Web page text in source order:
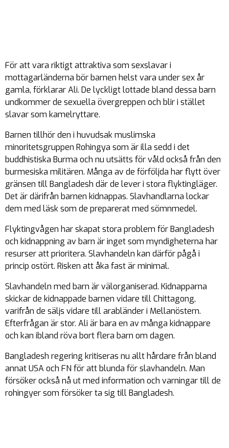
För att vara riktigt attraktiva som sexslavar i
mottagarländerna bör barnen helst vara under sex år
gamla, förklarar Ali. De lyckligt lottade bland dessa barn
undkommer de sexuella övergreppen och blir i stället
slavar som kamelryttare.
Barnen tillhör den i huvudsak muslimska
minoritetsgruppen Rohingya som är illa sedd i det
buddhistiska Burma och nu utsätts för våld också från den
burmesiska militären. Många av de förföljda har flytt över
gränsen till Bangladesh där de lever i stora flyktingläger.
Det är därifrån barnen kidnappas. Slavhandlarna lockar
dem med läsk som de preparerat med sömnmedel.
Flyktingvågen har skapat stora problem för Bangladesh
och kidnappning av barn är inget som myndigheterna har
resurser att prioritera. Slavhandeln kan därför pågå i
princip ostört. Risken att åka fast är minimal.
Slavhandeln med barn är välorganiserad. Kidnapparna
skickar de kidnappade barnen vidare till Chittagong,
varifrån de säljs vidare till arabländer i Mellanöstern.
Efterfrågan är stor. Ali är bara en av många kidnappare
och kan ibland röva bort flera barn om dagen.
Bangladesh regering kritiseras nu allt hårdare från bland
annat USA och FN för att blunda för slavhandeln. Man
försöker också nå ut med information och varningar till de
rohingyer som försöker ta sig till Bangladesh.